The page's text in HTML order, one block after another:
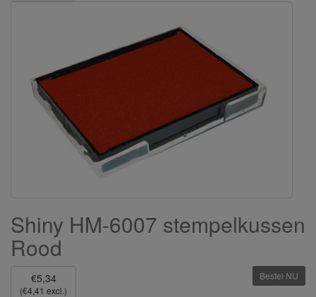
Shiny HM-6007 stempelkussen
Rood
€5,34
(€4,41 excl.)
Bestel NU